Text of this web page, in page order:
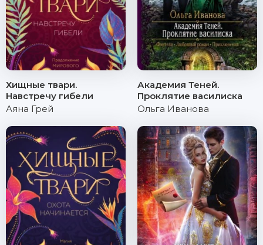
Хищные твари.
Навстречу гибели
Аяна Грей
Академия Теней.
Проклятие василиска
Ольга Иванова